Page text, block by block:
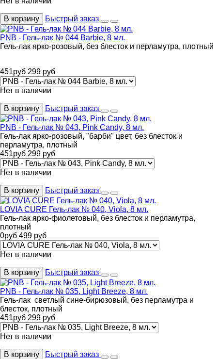
В корзину Быстрый заказ
PNB - Гель-лак № 044 Barbie, 8 мл.
Гель-лак ярко-розовый, без блесток и перламутра, плотный
451руб 299 руб
Нет в наличии
В корзину Быстрый заказ
PNB - Гель-лак № 043, Pink Candy, 8 мл.
Гель-лак ярко-розовый, "барби" цвет, без блесток и
перламутра, плотный
451руб 299 руб
Нет в наличии
В корзину Быстрый заказ
LOVIA CURE Гель-лак № 040, Viola, 8 мл.
Гель-лак ярко-фиолетовый, без блесток и перламутра,
плотный
0руб 499 руб
Нет в наличии
В корзину Быстрый заказ
PNB - Гель-лак № 035, Light Breeze, 8 мл.
Гель-лак светлый сине-бирюзовый, без перламутра и
блесток, плотный
451руб 299 руб
Нет в наличии
В корзину Быстрый заказ